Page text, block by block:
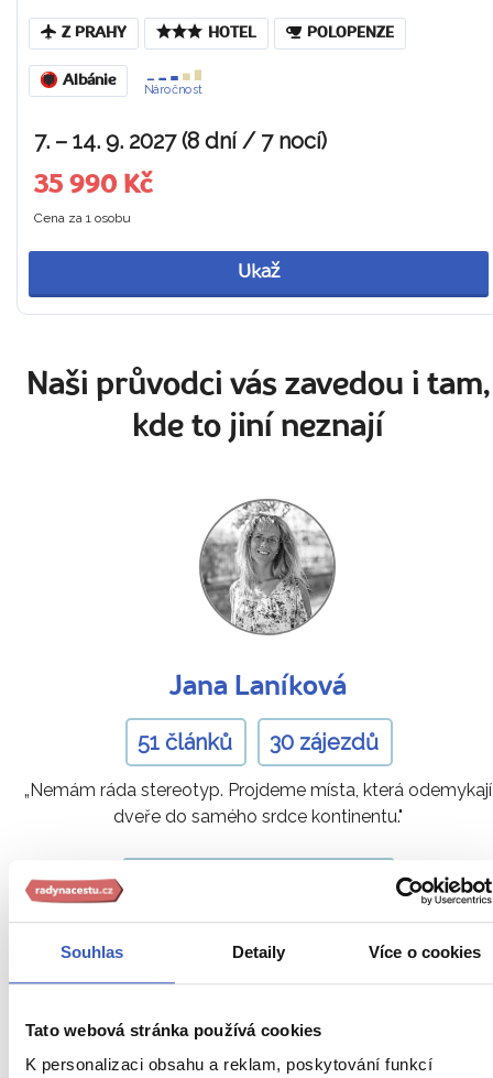
Souhlas Detaily Více o cookies
Tato webová stránka používá cookies
K personalizaci obsahu a reklam, poskytování funkcí
Z PRAHY HOTEL POLOPENZE
Albánie
Náročnost
7. – 14. 9. 2027 (8 dní / 7 nocí)
35 990 Kč
Cena za 1 osobu
Ukaž
Naši průvodci vás zavedou i tam,
kde to jiní neznají
Jana Laníková
51 článků 30 zájezdů
„Nemám ráda stereotyp. Projdeme místa, která odemykají
dveře do samého srdce kontinentu."
Zajímavosti v Albánii
přímo od našich